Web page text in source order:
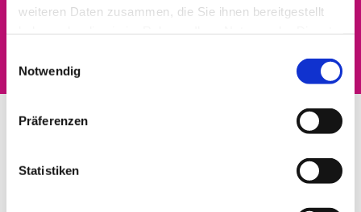
weiteren Daten zusammen, die Sie ihnen bereitgestellt
Notwendig
Präferenzen
Statistiken
Dies könnte Sie auch
interessieren